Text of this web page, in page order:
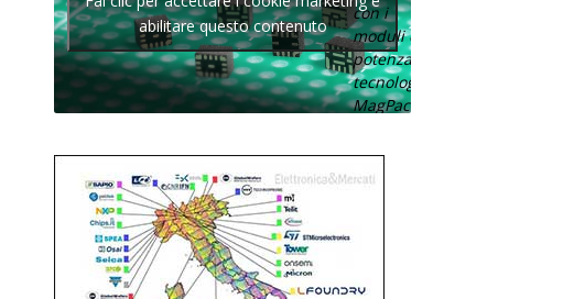
con i
moduli di
potenza con
tecnologia
MagPack.
abilitare questo contenuto